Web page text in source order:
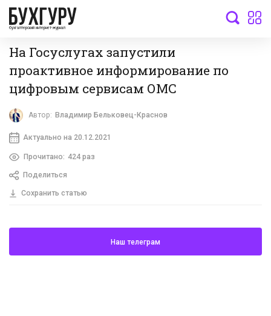
бухгалтерский интернет-журнал
На Госуслугах запустили
проактивное информирование по
цифровым сервисам ОМС
Автор: Владимир Бельковец-Краснов
Актуально на 20.12.2021
Прочитано: 424 раз
Поделиться
Сохранить статью
Наш телеграм